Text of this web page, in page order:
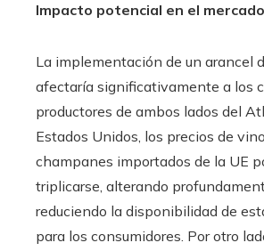
Impacto potencial en el mercado
La implementación de un arancel
afectaría significativamente a los
productores de ambos lados del
Estados Unidos, los precios de
champanes importados de la UE
triplicarse, alterando
reduciendo la disponibilidad de
para los consumidores. Por otro